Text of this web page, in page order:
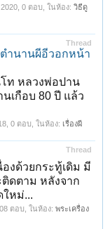
, 0 ตอบ, ในห้อง: วิธีดู
Thread
ำนานผีอีวอกหน้า
ท หลวงพ่อปาน
เกือบ 80 ปี แล้ว
, 0 ตอบ, ในห้อง: เรื่องผี
Thread
งด้วยกระทู้เดิม มี
ดตาม หลังจาก
ใหม่...
ตอบ, ในห้อง: พระเครื่อง